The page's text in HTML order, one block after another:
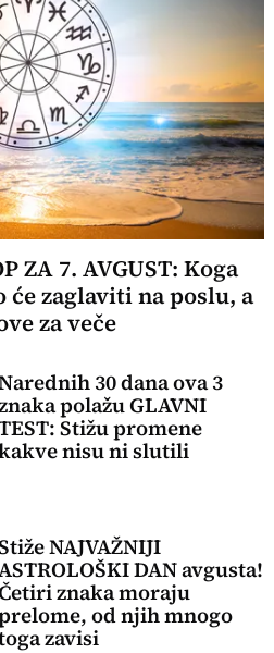
ZA 7. AVGUST: Koga
će zaglaviti na poslu, a
za veče
30 dana ova 3
polažu GLAVNI
Stižu promene
nisu ni slutili
NAJVAŽNIJI
DAN avgusta!
znaka moraju
od njih mnogo
zavisi